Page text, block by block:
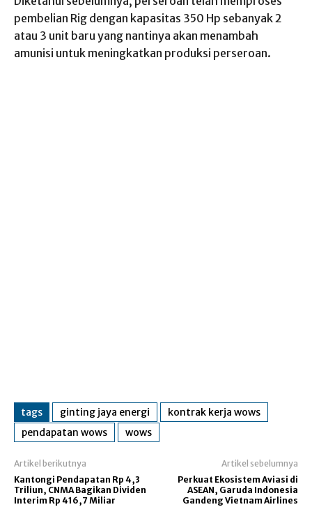
pembelian Rig dengan kapasitas 350 Hp sebanyak 2
atau 3 unit baru yang nantinya akan menambah
amunisi untuk meningkatkan produksi perseroan.
tags ginting jaya energi
kontrak kerja wows
pendapatan wows
wows
Artikel berikutnya
Kantongi Pendapatan Rp 4,3
Triliun, CNMA Bagikan Dividen
Interim Rp 416,7 Miliar
Artikel sebelumnya
Perkuat Ekosistem Aviasi di
ASEAN, Garuda Indonesia
Gandeng Vietnam Airlines